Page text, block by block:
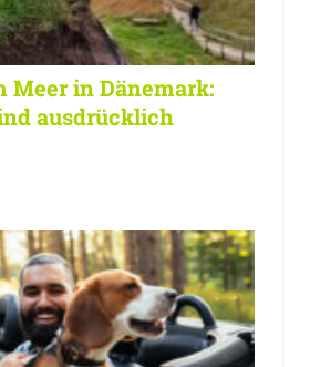
Meer in Dänemark:
ausdrücklich